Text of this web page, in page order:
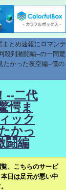
とめ速報にロマンテ
殺到激闘編--の一同驚
たかった夜空編--僕の
--二代
愕ま
ック
かっ
闘編
、こちらのサービ
日は足元が悪い中